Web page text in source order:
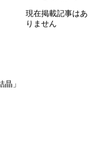
」
現在掲載記事はあ
りません